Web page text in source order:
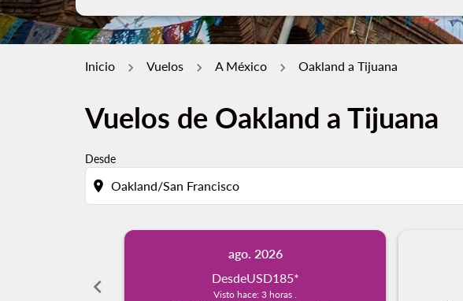
Inicio Vuelos A México Oakland a Tijuana
Vuelos de Oakland a Tijuana
Desde
location_on
chevron_left
ago. 2026
DesdeUSD185*
Visto hace: 3 horas .